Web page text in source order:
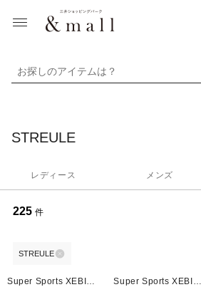
お探しのアイテムは？
STREULE
レディース メンズ
225 件
STREULE
Super Sports XEBIO
Super Sports XEBIO